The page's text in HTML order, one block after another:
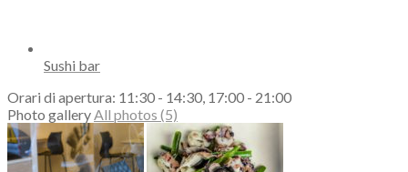
Sushi bar
Orari di apertura: 11:30 - 14:30, 17:00 - 21:00
Photo galleryAll photos (5)